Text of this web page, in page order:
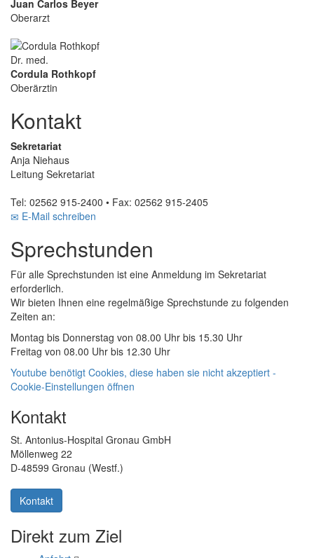
Juan Carlos Beyer
Oberarzt
Dr. med.
Cordula Rothkopf
Oberärztin
Kontakt
Sekretariat
Anja Niehaus
Leitung Sekretariat
Tel: 02562 915-2400 • Fax: 02562 915-2405
E-Mail schreiben
Sprechstunden
Für alle Sprechstunden ist eine Anmeldung im Sekretariat
erforderlich.
Wir bieten Ihnen eine regelmäßige Sprechstunde zu folgenden
Zeiten an:
Montag bis Donnerstag von 08.00 Uhr bis 15.30 Uhr
Freitag von 08.00 Uhr bis 12.30 Uhr
Youtube benötigt Cookies, diese haben sie nicht akzeptiert -
Cookie-Einstellungen öffnen
Kontakt
St. Antonius-Hospital Gronau GmbH
Möllenweg 22
D-48599 Gronau (Westf.)
Kontakt
Direkt zum Ziel